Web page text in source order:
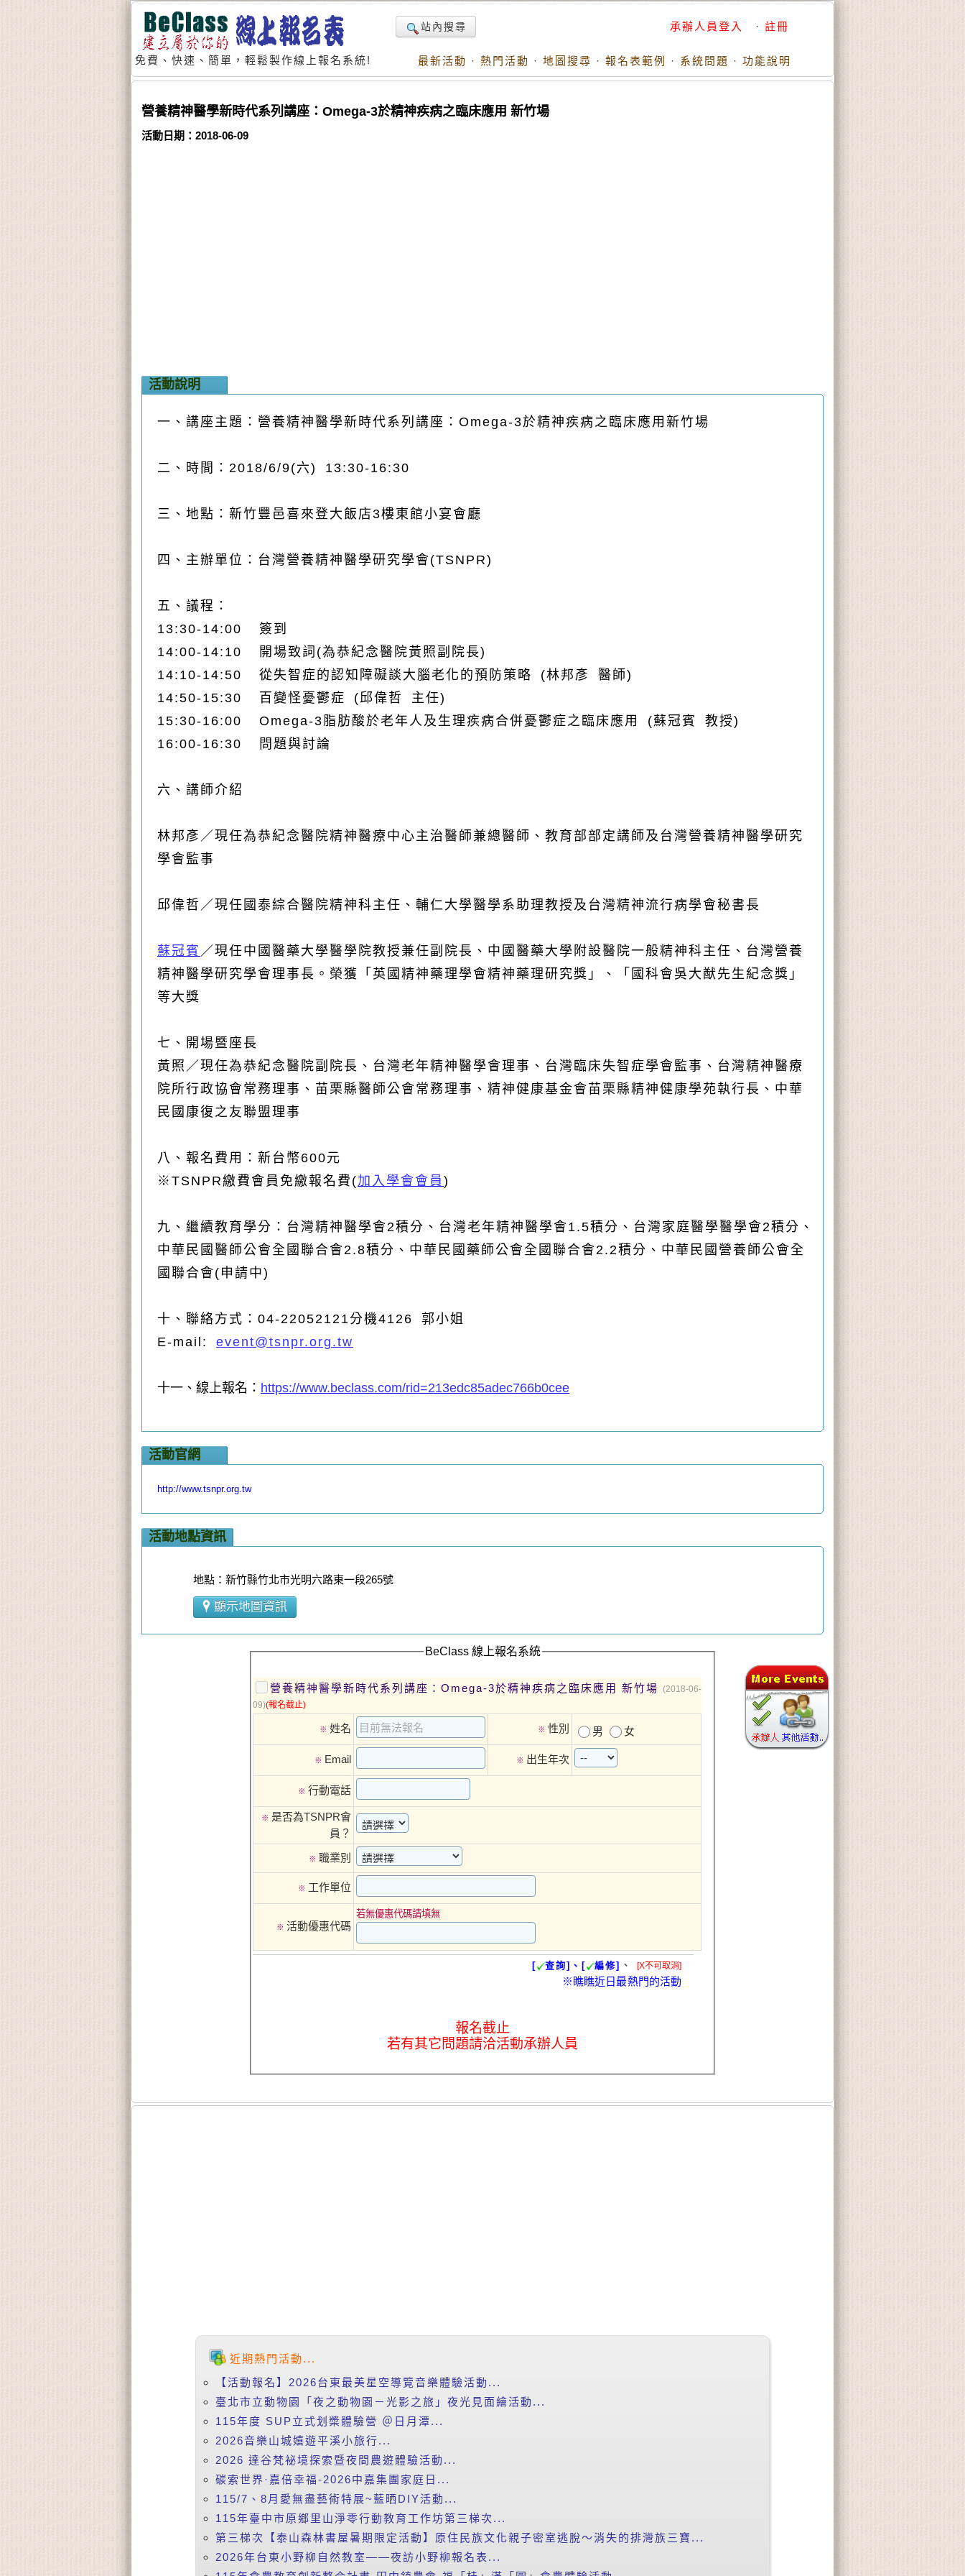
免費、快速、簡單，輕鬆製作線上報名系統!
站內搜尋 承辦人員登入 · 註冊
最新活動 · 熱門活動 · 地圖搜尋 · 報名表範例 · 系統問題 · 功能說明
營養精神醫學新時代系列講座：Omega-3於精神疾病之臨床應用 新竹場
活動日期：2018-06-09
活動說明
一、講座主題：營養精神醫學新時代系列講座： Omega-3於精神疾病之臨床應用 新竹場
二、時間：2018/6/9(六) 13:30-16:30
三、地點：新竹豐邑喜來登大飯店3樓東館小宴會廳
四、主辦單位：台灣營養精神醫學研究學會(TSNPR)
五、議程：
13:30-14:00 簽到
14:00-14:10
開場致詞 (為恭紀念醫院黃照副院長)
14:10-14:50
從失智症的認知障礙談大腦老化的預防策略 (林邦彥 醫師)
14:50-15:30 百變怪憂鬱症 (邱偉哲 主任)
15:30-16:00
Omega-3脂肪酸於老年人及生理疾病合併憂鬱症之臨床應用 (蘇冠賓 教授)
16:00-16:30
問題與討論
六、講師介紹
林邦彥／現任為恭紀念醫院精神醫療中心主治醫師兼總醫師、教育部部定講師及台灣營養精神醫學研究
學會監事
邱偉哲／現任國泰綜合醫院精神科主任、輔仁大學醫學系助理教授及台灣精神流行病學會秘書長
蘇冠賓 ／現任中國醫藥大學醫學院教授兼任副院長、中國醫藥大學附設醫院一般精神科主任、台灣營養
精神醫學研究學會理事長。榮獲「英國精神藥理學會精神藥理研究獎」、「國科會吳大猷先生紀念獎」
等大獎
七、開場暨座長
黃照／現任為恭紀念醫院副院長、台灣老年精神醫學會理事、台灣臨床失智症學會監事、台灣精神醫療
院所行政協會常務理事、苗栗縣醫師公會常務理事、精神健康基金會苗栗縣精神健康學苑執行長、中華
民國康復之友聯盟理事
八、報名費用：新台幣600元
※ TSNPR繳費會員免繳報名費 (加入學會會員 )
九、繼續教育學分：台灣精神醫學會2積分、 台灣老年精神醫學會1.5積分 、台灣家庭醫學醫學會2積分、
中華民國醫師公會全國聯合會2.8積分、中華民國藥師公會全國聯合會2.2積分、中華民國營養師公會全
國聯合會(申請中)
十、聯絡方式： 04-22052121分機4126 郭小姐
E-mail: event@tsnpr.org.tw
十一、線上報名： https://www.beclass.com/rid=213edc85adec766b0cee
活動官網
http://www.tsnpr.org.tw
活動地點資訊
地點：新竹縣竹北市光明六路東一段265號
顯示地圖資訊
BeClass 線上報名系統
營養精神醫學新時代系列講座：Omega-3於精神疾病之臨床應用 新竹場 (2018-06-
09)(報名截止)
※ 姓名 ※ 性別 男 女
※ Email ※ 出生年次
※ 行動電話
※ 是否為TSNPR會
員？
※ 職業別
※ 工作單位
※ 活動優惠代碼
若無優惠代碼請填無
[ 查詢]、[ 編修] 、 [X不可取消]
※瞧瞧近日最熱門的活動
報名截止
若有其它問題請洽活動承辦人員
近期熱門活動...
【活動報名】2026台東最美星空導覽音樂體驗活動...
臺北市立動物園「夜之動物園－光影之旅」夜光見面繪活動...
115年度 SUP立式划槳體驗營 ＠日月潭...
2026音樂山城嬉遊平溪小旅行...
2026 達谷梵祕境探索暨夜間農遊體驗活動...
碳索世界·嘉倍幸福-2026中嘉集團家庭日...
115/7、8月愛無盡藝術特展~藍晒DIY活動...
115年臺中市原鄉里山淨零行動教育工作坊第三梯次...
第三梯次【泰山森林書屋暑期限定活動】原住民族文化親子密室逃脫～消失的排灣族三寶...
2026年台東小野柳自然教室——夜訪小野柳報名表...